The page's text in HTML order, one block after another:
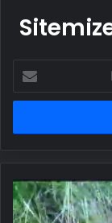
posta
adresinizi
Bursa'da
Yaban